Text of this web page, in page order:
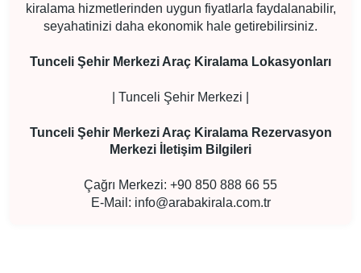
kiralama hizmetlerinden uygun fiyatlarla faydalanabilir,
seyahatinizi daha ekonomik hale getirebilirsiniz.
Tunceli Şehir Merkezi Araç Kiralama Lokasyonları
| Tunceli Şehir Merkezi |
Tunceli Şehir Merkezi Araç Kiralama Rezervasyon
Merkezi İletişim Bilgileri
Çağrı Merkezi: +90 850 888 66 55
E-Mail: info@arabakirala.com.tr